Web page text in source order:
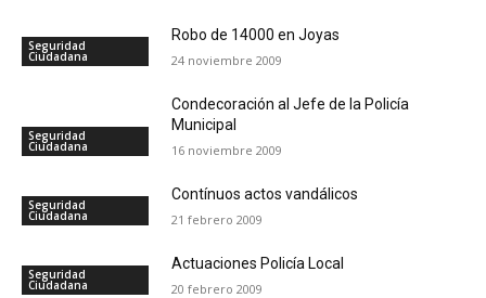
Seguridad
Ciudadana
Robo de 14000 en Joyas
24 noviembre 2009
Seguridad
Ciudadana
Condecoración al Jefe de la Policía
Municipal
16 noviembre 2009
Seguridad
Ciudadana
Contínuos actos vandálicos
21 febrero 2009
Seguridad
Ciudadana
Actuaciones Policía Local
20 febrero 2009